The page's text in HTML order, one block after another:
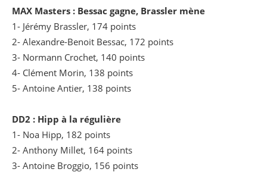
MAX Masters : Bessac gagne, Brassler mène
1- Jérémy Brassler, 174 points
2- Alexandre-Benoit Bessac, 172 points
3- Normann Crochet, 140 points
4- Clément Morin, 138 points
5- Antoine Antier, 138 points
DD2 : Hipp à la régulière
1- Noa Hipp, 182 points
2- Anthony Millet, 164 points
3- Antoine Broggio, 156 points